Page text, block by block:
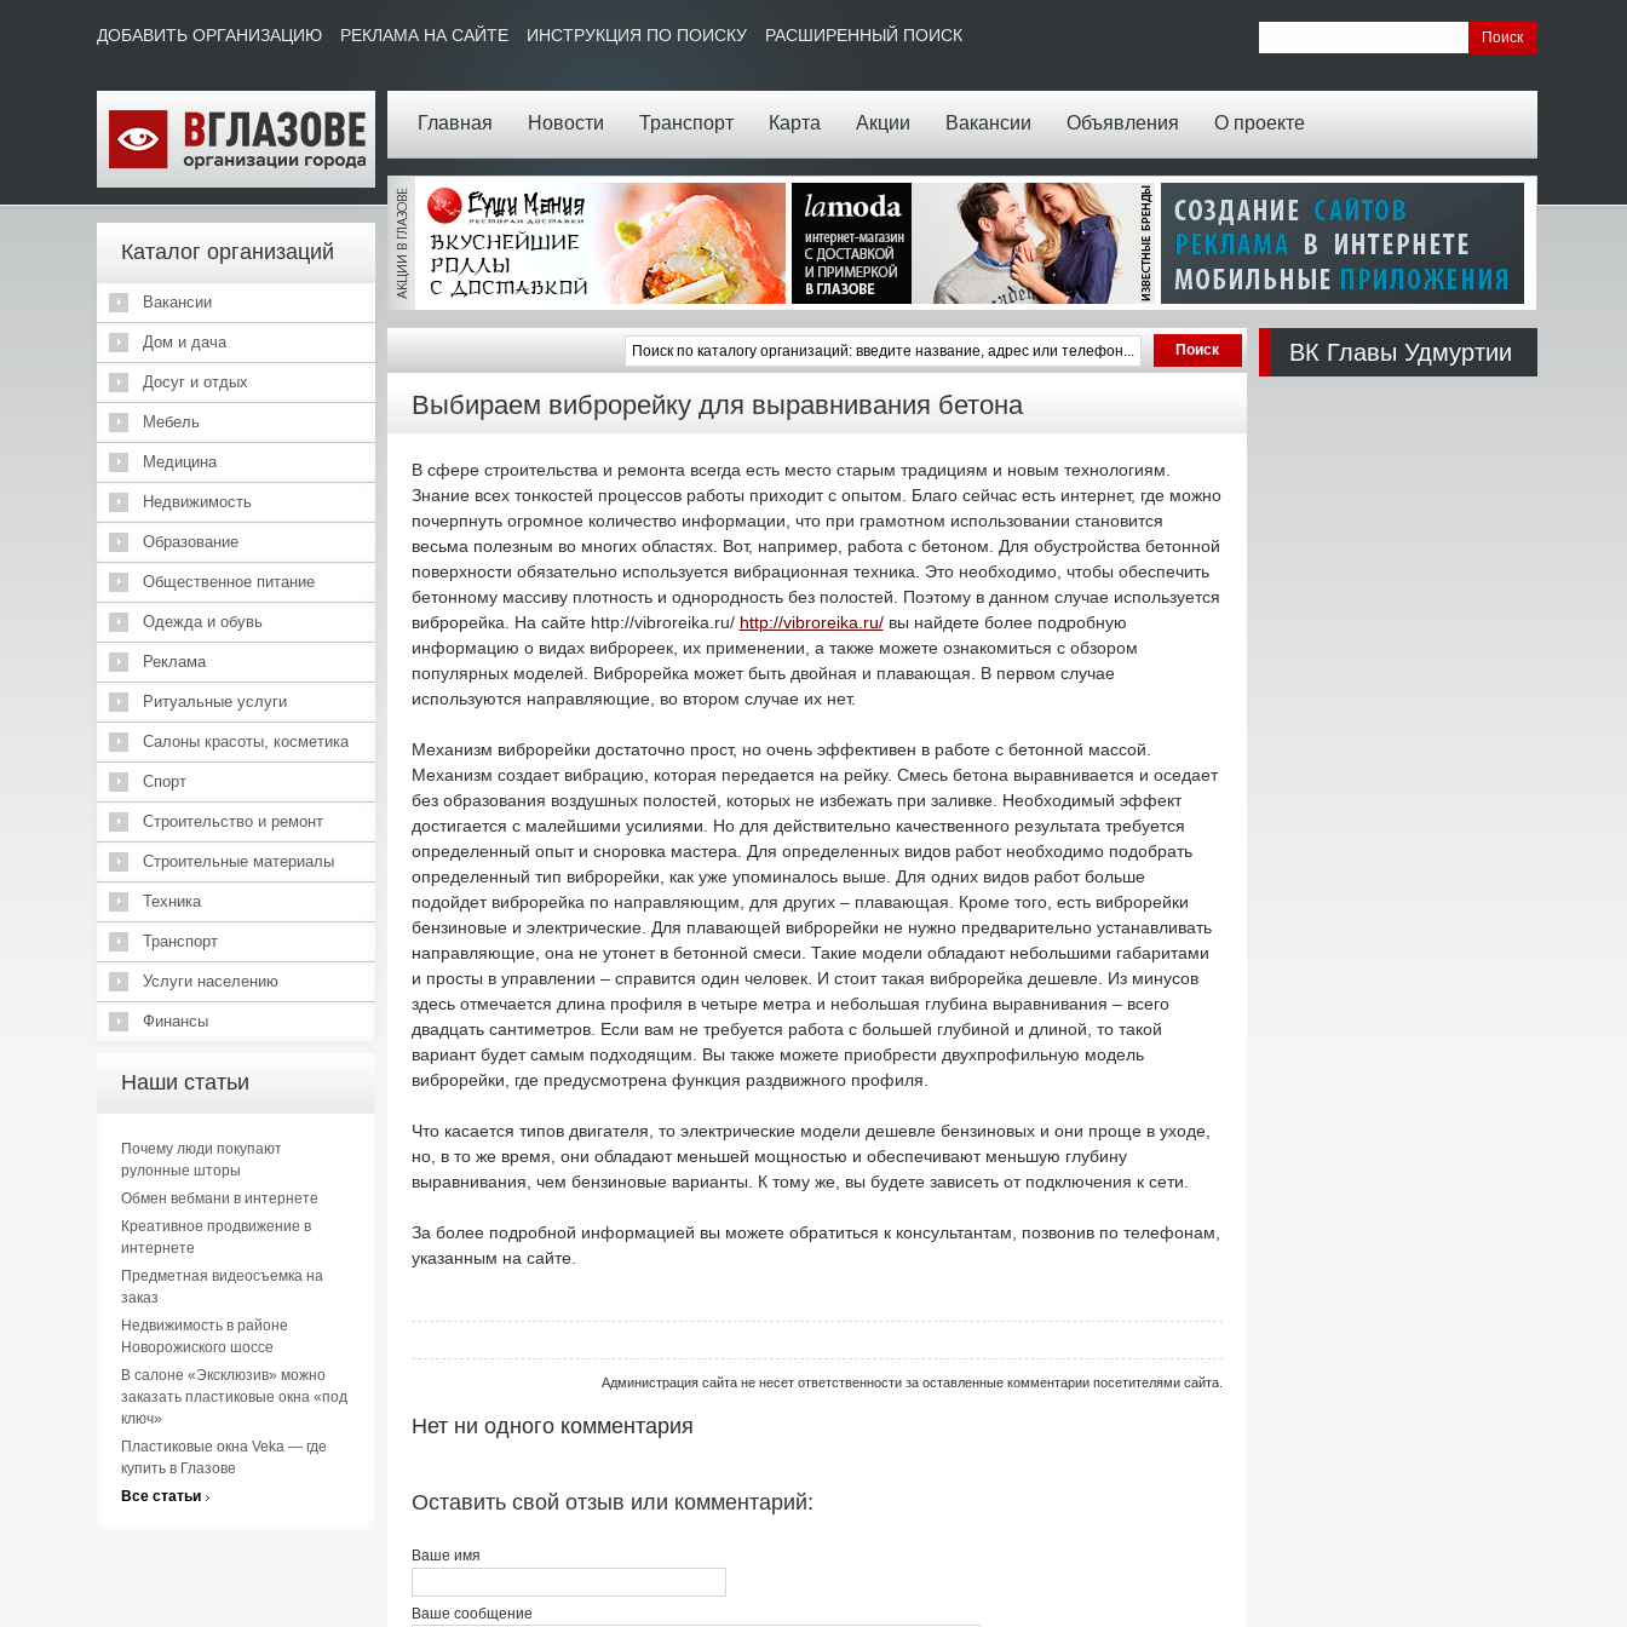
Главная Новости Транспорт Карта Акции Вакансии Объявления О проекте
ДОБАВИТЬ ОРГАНИЗАЦИЮ РЕКЛАМА НА САЙТЕ ИНСТРУКЦИЯ ПО ПОИСКУ РАСШИРЕННЫЙ ПОИСК
Каталог организаций
Вакансии
Дом и дача
Досуг и отдых
Мебель
Медицина
Недвижимость
Образование
Общественное питание
Одежда и обувь
Реклама
Ритуальные услуги
Салоны красоты, косметика
Спорт
Строительство и ремонт
Строительные материалы
Техника
Транспорт
Услуги населению
Финансы
Наши статьи
Почему люди покупают
рулонные шторы
Обмен вебмани в интернете
Креативное продвижение в
интернете
Предметная видеосъемка на
заказ
Недвижимость в районе
Новорожиского шоссе
В салоне «Эксклюзив» можно
заказать пластиковые окна «под
ключ»
Пластиковые окна Veka — где
купить в Глазове
Все статьи
Выбираем виброрейку для выравнивания бетона
В сфере строительства и ремонта всегда есть место старым традициям и новым технологиям.
Знание всех тонкостей процессов работы приходит с опытом. Благо сейчас есть интернет, где можно
почерпнуть огромное количество информации, что при грамотном использовании становится
весьма полезным во многих областях. Вот, например, работа с бетоном. Для обустройства бетонной
поверхности обязательно используется вибрационная техника. Это необходимо, чтобы обеспечить
бетонному массиву плотность и однородность без полостей. Поэтому в данном случае используется
виброрейка. На сайте http://vibroreika.ru/ http://vibroreika.ru/вы найдете более подробную
информацию о видах виброреек, их применении, а также можете ознакомиться с обзором
популярных моделей. Виброрейка может быть двойная и плавающая. В первом случае
используются направляющие, во втором случае их нет.
Механизм виброрейки достаточно прост, но очень эффективен в работе с бетонной массой.
Механизм создает вибрацию, которая передается на рейку. Смесь бетона выравнивается и оседает
без образования воздушных полостей, которых не избежать при заливке. Необходимый эффект
достигается с малейшими усилиями. Но для действительно качественного результата требуется
определенный опыт и сноровка мастера. Для определенных видов работ необходимо подобрать
определенный тип виброрейки, как уже упоминалось выше. Для одних видов работ больше
подойдет виброрейка по направляющим, для других – плавающая. Кроме того, есть виброрейки
бензиновые и электрические. Для плавающей виброрейки не нужно предварительно устанавливать
направляющие, она не утонет в бетонной смеси. Такие модели обладают небольшими габаритами
и просты в управлении – справится один человек. И стоит такая виброрейка дешевле. Из минусов
здесь отмечается длина профиля в четыре метра и небольшая глубина выравнивания – всего
двадцать сантиметров. Если вам не требуется работа с большей глубиной и длиной, то такой
вариант будет самым подходящим. Вы также можете приобрести двухпрофильную модель
виброрейки, где предусмотрена функция раздвижного профиля.
Что касается типов двигателя, то электрические модели дешевле бензиновых и они проще в уходе,
но, в то же время, они обладают меньшей мощностью и обеспечивают меньшую глубину
выравнивания, чем бензиновые варианты. К тому же, вы будете зависеть от подключения к сети.
За более подробной информацией вы можете обратиться к консультантам, позвонив по телефонам,
указанным на сайте.
Администрация сайта не несет ответственности за оставленные комментарии посетителями сайта.
Нет ни одного комментария
Оставить свой отзыв или комментарий:
Ваше имя
Ваше сообщение
ВК Главы Удмуртии